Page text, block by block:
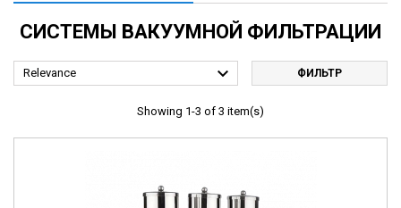
СИСТЕМЫ ВАКУУМНОЙ ФИЛЬТРАЦИИ
Relevance  ФИЛЬТР
Showing 1-3 of 3 item(s)